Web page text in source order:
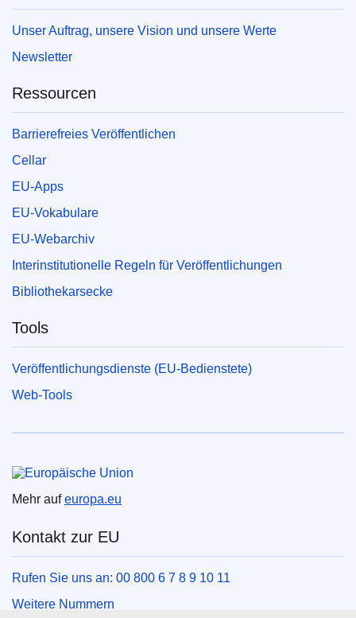
Unser Auftrag, unsere Vision und unsere Werte
Newsletter
Ressourcen
Barrierefreies Veröffentlichen
Cellar
EU-Apps
EU-Vokabulare
EU-Webarchiv
Interinstitutionelle Regeln für Veröffentlichungen
Bibliothekarsecke
Tools
Veröffentlichungsdienste (EU-Bedienstete)
Web-Tools
Mehr aufeuropa.eu
Kontakt zur EU
Rufen Sie uns an: 00 800 6 7 8 9 10 11
Weitere Nummern